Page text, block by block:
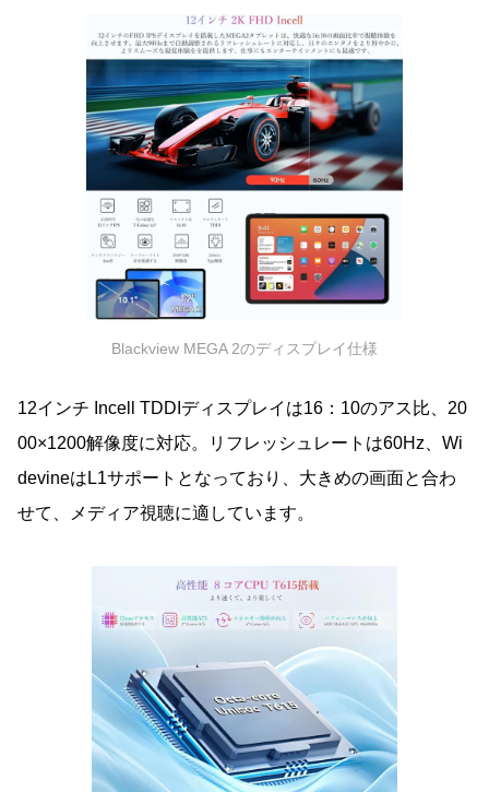
Blackview MEGA 2のディスプレイ仕様
12インチ Incell TDDIディスプレイは16：10のアス比、20
00×1200解像度に対応。リフレッシュレートは60Hz、Wi
devineはL1サポートとなっており、大きめの画面と合わ
せて、メディア視聴に適しています。